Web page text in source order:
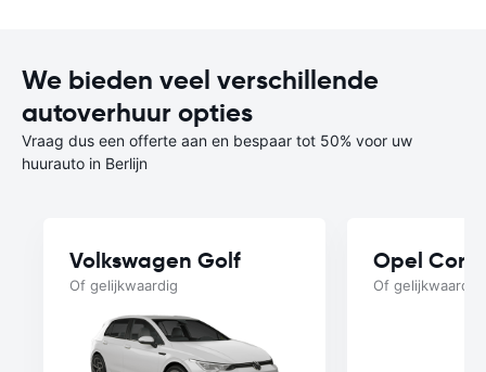
We bieden veel verschillende
autoverhuur opties
Vraag dus een offerte aan en bespaar tot 50% voor uw
huurauto in Berlijn
Volkswagen Golf
Of gelijkwaardig
Opel
Of gelijkwaardig